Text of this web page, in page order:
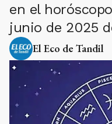
en el
junio de 2025
El Eco de Tandil